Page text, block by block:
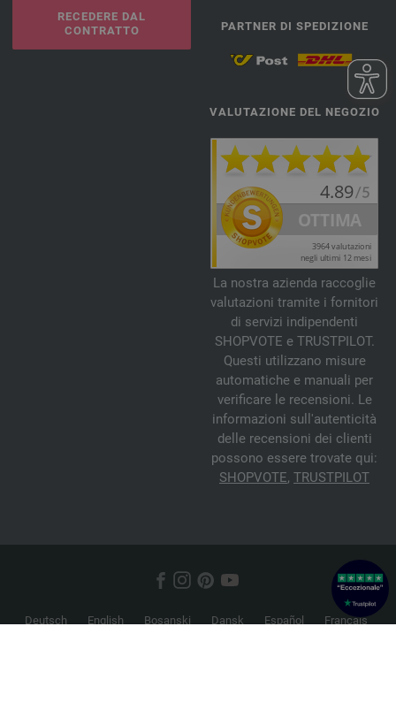
RECEDERE DAL
CONTRATTO
PARTNER DI SPEDIZIONE
VALUTAZIONE DEL NEGOZIO
La nostra azienda raccoglie
valutazioni tramite i fornitori
di servizi indipendenti
SHOPVOTE e TRUSTPILOT.
Questi utilizzano misure
automatiche e manuali per
verificare le recensioni. Le
informazioni sull'autenticità
delle recensioni dei clienti
possono essere trovate qui:
SHOPVOTE, TRUSTPILOT
Deutsch English Bosanski Dansk Español
Français